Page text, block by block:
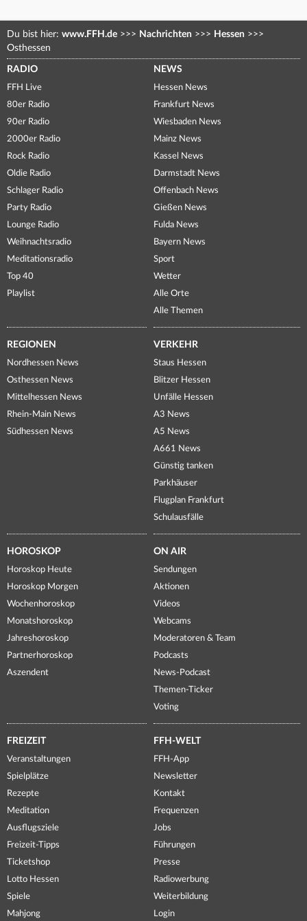
Du bist hier: www.FFH.de >>> Nachrichten >>> Hessen >>>
Osthessen
RADIO
FFH Live
80er Radio
90er Radio
2000er Radio
Rock Radio
Oldie Radio
Schlager Radio
Party Radio
Lounge Radio
Weihnachtsradio
Meditationsradio
Top 40
Playlist
NEWS
Hessen News
Frankfurt News
Wiesbaden News
Mainz News
Kassel News
Darmstadt News
Offenbach News
Gießen News
Fulda News
Bayern News
Sport
Wetter
Alle Orte
Alle Themen
REGIONEN
Nordhessen News
Osthessen News
Mittelhessen News
Rhein-Main News
Südhessen News
VERKEHR
Staus Hessen
Blitzer Hessen
Unfälle Hessen
A3 News
A5 News
A661 News
Günstig tanken
Parkhäuser
Flugplan Frankfurt
Schulausfälle
HOROSKOP
Horoskop Heute
Horoskop Morgen
Wochenhoroskop
Monatshoroskop
Jahreshoroskop
Partnerhoroskop
Aszendent
ON AIR
Sendungen
Aktionen
Videos
Webcams
Moderatoren & Team
Podcasts
News-Podcast
Themen-Ticker
Voting
FREIZEIT
Veranstaltungen
Spielplätze
Rezepte
Meditation
Ausflugsziele
Freizeit-Tipps
Ticketshop
Lotto Hessen
Spiele
Mahjong
FFH-WELT
FFH-App
Newsletter
Kontakt
Frequenzen
Jobs
Führungen
Presse
Radiowerbung
Weiterbildung
Login